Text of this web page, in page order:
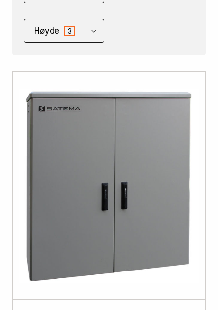
Høyde 3